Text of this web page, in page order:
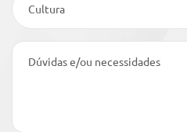
Cultura
Dúvidas e/ou necessidades